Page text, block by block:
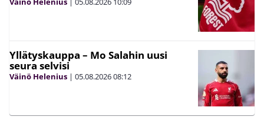
Yllätyskauppa – Mo Salahin uusi
seura selvisi
Väinö Helenius | 05.08.202608:12